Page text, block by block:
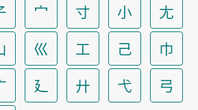
宀 寸 小
尢
巛 工 己
巾
廴 廾 弋
弓